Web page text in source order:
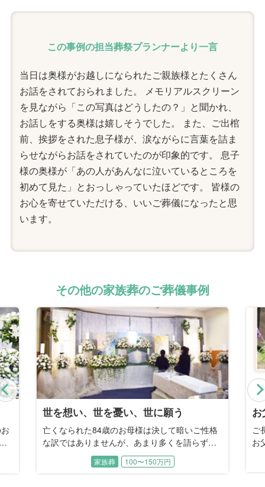
この事例の担当葬祭プランナーより一言
当日は奥様がお越しになられたご親族様とたくさん
お話をされておられました。 メモリアルスクリーン
を見ながら「この写真はどうしたの？」と聞かれ、
お話しをする奥様は嬉しそうでした。 また、ご出棺
前、挨拶をされた息子様が、涙ながらに言葉を詰ま
らせながらお話をされていたのが印象的です。 息子
様の奥様が「あの人があんなに泣いているところを
初めて見た」とおっしゃっていたほどです。 皆様の
お心を寄せていただける、いいご葬儀になったと思
います。
その他の家族葬のご葬儀事例
Previous
お父様の好きだったお庭で
ご長男との事前相談から4年。長年の闘病の末、
お父様を見送る時がやってきてしまいました。
担当プランナーとしてご自宅に伺った私に、ご
長男は「母も体調を崩しており、参列者を呼ぶ
家族葬
母
し